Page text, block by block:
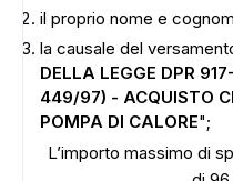
il proprio nome e
la causale del
DELLA LEGGE DPR
449/97) - ACQUISTO
POMPA DI CALORE";
L’importo massimo di